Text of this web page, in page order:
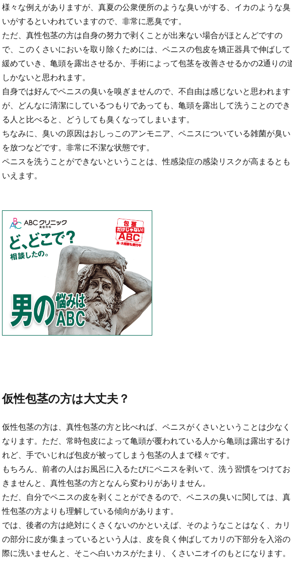
様々な例えがありますが、真夏の公衆便所のような臭いがする、イカのような臭
いがするといわれていますので、非常に悪臭です。
ただ、真性包茎の方は自身の努力で剥くことが出来ない場合がほとんどですの
で、このくさいにおいを取り除くためには、ペニスの包皮を矯正器具で伸ばして
緩めていき、亀頭を露出させるか、手術によって包茎を改善させるかの2通りの
しかないと思われます。
自身では好んでペニスの臭いを嗅ぎませんので、不自由は感じないと思われます
が、どんなに清潔にしているつもりであっても、亀頭を露出して洗うことのでき
る人と比べると、どうしても臭くなってしまいます。
ちなみに、臭いの原因はおしっこのアンモニア、ペニスについている雑菌が臭い
を放つなどです。非常に不潔な状態です。
ペニスを洗うことができないということは、性感染症の感染リスクが高まるとも
いえます。
仮性包茎の方は大丈夫？
仮性包茎の方は、真性包茎の方と比べれば、ペニスがくさいということは少なく
なります。ただ、常時包皮によって亀頭が覆われている人から亀頭は露出するけ
れど、手でいじれば包皮が被ってしまう包茎の人まで様々です。
もちろん、前者の人はお風呂に入るたびにペニスを剥いて、洗う習慣をつけてお
きませんと、真性包茎の方となんら変わりがありません。
ただ、自分でペニスの皮を剥くことができるので、ペニスの臭いに関しては、真
性包茎の方よりも理解している傾向があります。
では、後者の方は絶対にくさくないのかといえば、そのようなことはなく、カリ
の部分に皮が集まっているという人は、皮を良く伸ばしてカリの下部分を入浴の
際に洗いませんと、そこへ白いカスがたまり、くさいニオイのもとになります。